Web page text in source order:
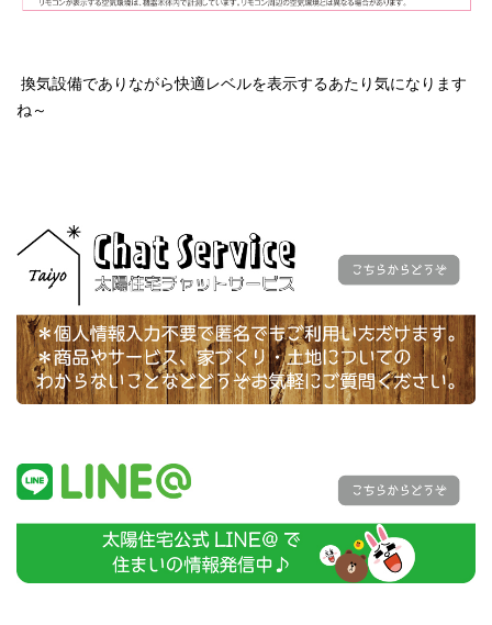
換気設備でありながら快適レベルを表示するあたり気になります
ね～